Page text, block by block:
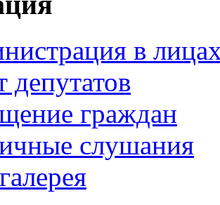
в
депутатов
граждан
слушания